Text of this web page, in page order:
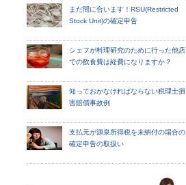
まだ間に合います！RSU(Restricted
Stock Unit)の確定申告
シェフが料理研究のために行った他店
での飲食費は経費になりますか？
知っておかなければならない税理士損
害賠償事故例
支払元が源泉所得税を未納付の場合の
確定申告の取扱い